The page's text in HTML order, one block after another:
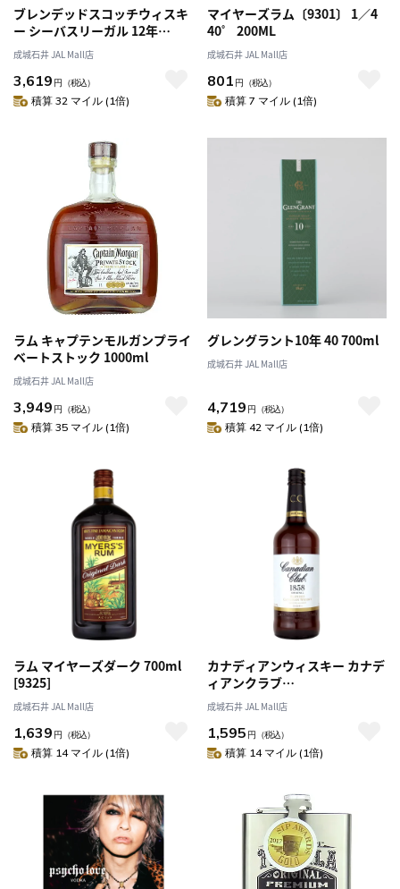
ブレンデッドスコッチウィスキ
ー シーバスリーガル 12年
1000ml | ペルノ・リカール正規
輸入品〔0323〕
成城石井 JAL Mall店
3,619 円 （税込）
積算 32 マイル (1倍)
マイヤーズラム〔9301〕 1／4
40゜ 200ML
成城石井 JAL Mall店
801 円 （税込）
積算 7 マイル (1倍)
ラム キャプテンモルガンプライ
ベートストック 1000ml
成城石井 JAL Mall店
3,949 円 （税込）
積算 35 マイル (1倍)
グレングラント10年 40 700ml
成城石井 JAL Mall店
4,719 円 （税込）
積算 42 マイル (1倍)
ラム マイヤーズダーク 700ml
[9325]
成城石井 JAL Mall店
1,639 円 （税込）
積算 14 マイル (1倍)
カナディアンウィスキー カナデ
ィアンクラブ
700ml(080686816072)
成城石井 JAL Mall店
1,595 円 （税込）
積算 14 マイル (1倍)